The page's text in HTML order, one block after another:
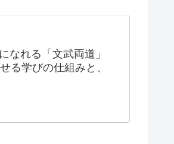
なれる「文武両道」
る学びの仕組みと、